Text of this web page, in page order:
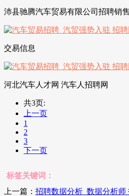
沛县驰腾汽车贸易有限公司招聘销
交易信息
河北汽车人才网 汽车人招聘网
共3页:
上一页
1
2
3
下一页
标签关键词：
上一篇： 招聘数据分析_数据分析